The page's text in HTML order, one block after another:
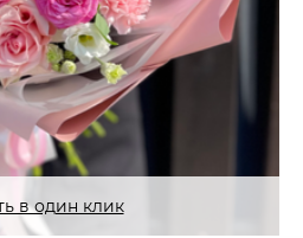
в один клик